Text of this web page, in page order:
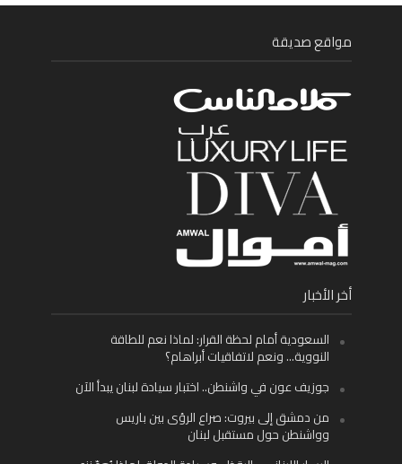
مواقع صديقة
أخر الأخبار
السعودية أمام لحظة القرار: لماذا نعم للطاقة
النووية… ونعم لاتفاقيات أبراهام؟
جوزيف عون في واشنطن.. اختبار سيادة لبنان يبدأ الآن
من دمشق إلى بيروت: صراع الرؤى بين باريس
وواشنطن حول مستقبل لبنان